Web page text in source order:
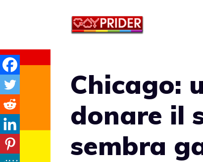
Chicago:
donare il
sembra